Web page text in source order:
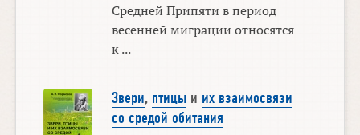
Средней Припяти в период
весенней миграции относятся
к ...
Звери, птицыи их взаимосвязи
со средой обитания